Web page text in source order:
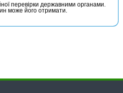
перевірки державними органами.
може його отримати.